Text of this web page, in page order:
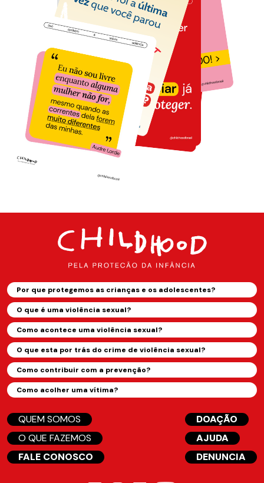
Por que protegemos as crianças e os adolescentes?
O que é uma violência sexual?
Como acontece uma violência sexual?
O que esta por trás do crime de violência sexual?
Como contribuir com a prevenção?
Como acolher uma vítima?
QUEM SOMOS
O QUE FAZEMOS
FALE CONOSCO
DOAÇÃO
AJUDA
DENUNCIA